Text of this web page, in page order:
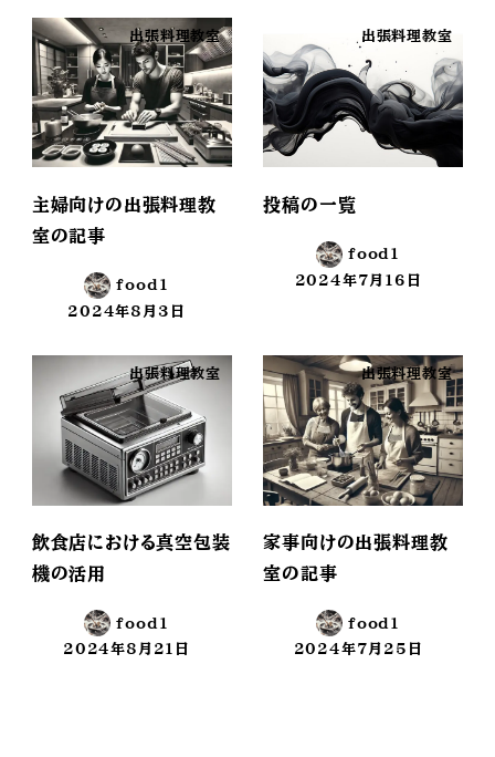
出張料理教室
主婦向けの出張料理教
室の記事
food1
2024年8月3日
出張料理教室
投稿の一覧
food1
2024年7月16日
出張料理教室
飲食店における真空包装
機の活用
food1
2024年8月21日
出張料理教室
家事向けの出張料理教
室の記事
food1
2024年7月25日